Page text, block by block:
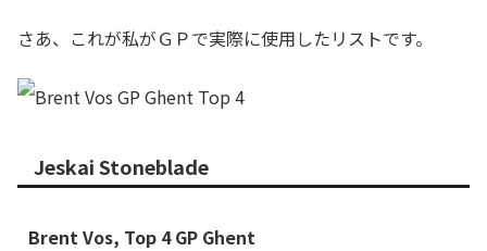
さあ、これが私がＧＰで実際に使用したリストです。
Jeskai Stoneblade
Brent Vos, Top 4 GP Ghent